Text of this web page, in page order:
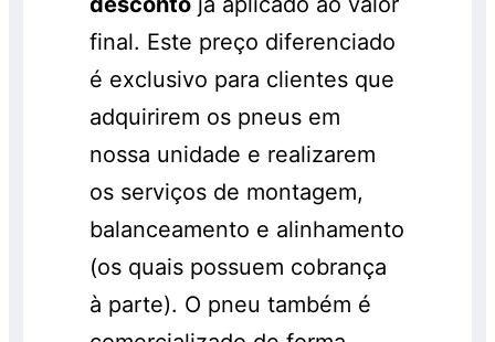
final. Este preço diferenciado
é exclusivo para clientes que
adquirirem os pneus em
nossa unidade e realizarem
os serviços de montagem,
balanceamento e alinhamento
(os quais possuem cobrança
à parte). O pneu também é